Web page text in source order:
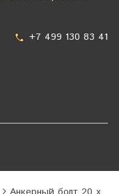
+7 499 130 83 41